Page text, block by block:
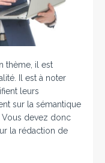
thème, il est
Il est à noter
leurs
sur la sémantique
Vous devez donc
la rédaction de